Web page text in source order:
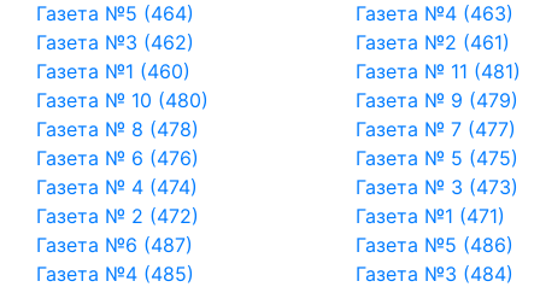
Газета №5 (464)
Газета №4 (463)
Газета №3 (462)
Газета №2 (461)
Газета №1 (460)
Газета № 11 (481)
Газета № 10 (480)
Газета № 9 (479)
Газета № 8 (478)
Газета № 7 (477)
Газета № 6 (476)
Газета № 5 (475)
Газета № 4 (474)
Газета № 3 (473)
Газета № 2 (472)
Газета №1 (471)
Газета №6 (487)
Газета №5 (486)
Газета №4 (485)
Газета №3 (484)